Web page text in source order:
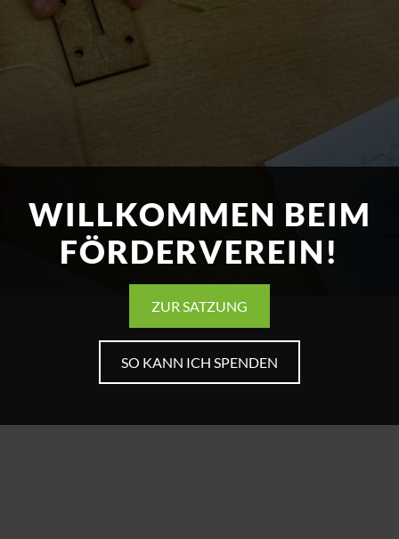
WILLKOMMEN BEIM
FÖRDERVEREIN!
ZUR SATZUNG
SO KANN ICH SPENDEN